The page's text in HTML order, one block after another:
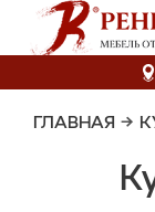
ГЛАВНАЯ →